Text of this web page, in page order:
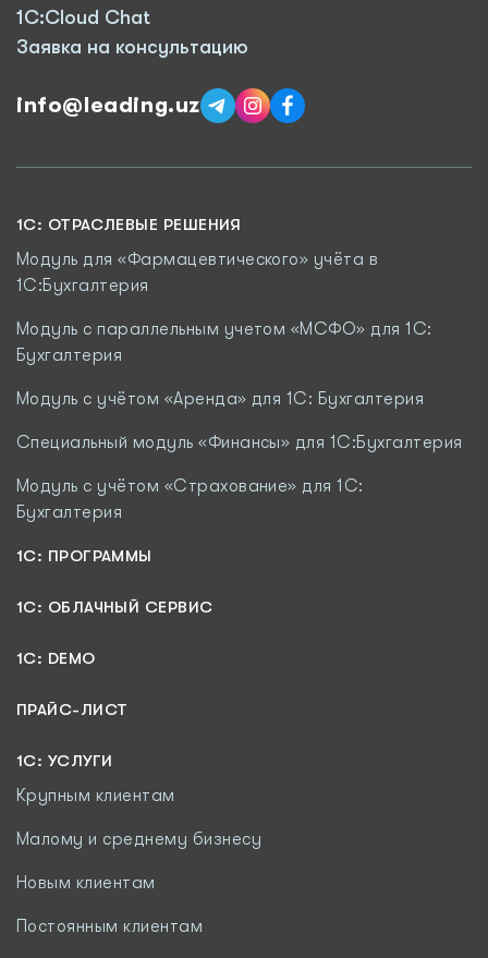
1C:Cloud Chat
Заявка на консультацию
info@leading.uz
1C: ОТРАСЛЕВЫЕ РЕШЕНИЯ
Модуль для «Фармацевтического» учёта в
1С:Бухгалтерия
Модуль с параллельным учетом «МСФО» для 1С:
Бухгалтерия
Модуль с учётом «Аренда» для 1С: Бухгалтерия
Специальный модуль «Финансы» для 1С:Бухгалтерия
Модуль c учётом «Страхование» для 1С:
Бухгалтерия
1С: ПРОГРАММЫ
1C: ОБЛАЧНЫЙ СЕРВИС
1C: DEMO
ПРАЙС-ЛИСТ
1С: УСЛУГИ
Крупным клиентам
Малому и среднему бизнесу
Новым клиентам
Постоянным клиентам